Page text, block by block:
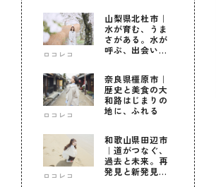
ロコレコ
山梨県北杜市｜
水が育む、うま
さがある。水が
呼ぶ、出会いが
ロコレコ
奈良県橿原市｜
歴史と美食の大
和路はじまりの
地に、ふれる
ロコレコ
和歌山県田辺市
｜道がつなぐ、
過去と未来。再
発見と新発見の